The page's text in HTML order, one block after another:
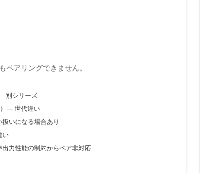
ペアリングできません。
別シリーズ
）— 世代違い
いになる場合あり
い
出力性能の制約からペア非対応